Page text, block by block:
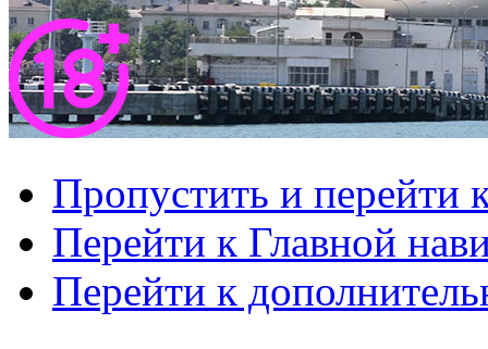
Пропустить и перейти
Перейти к Главной
Перейти к